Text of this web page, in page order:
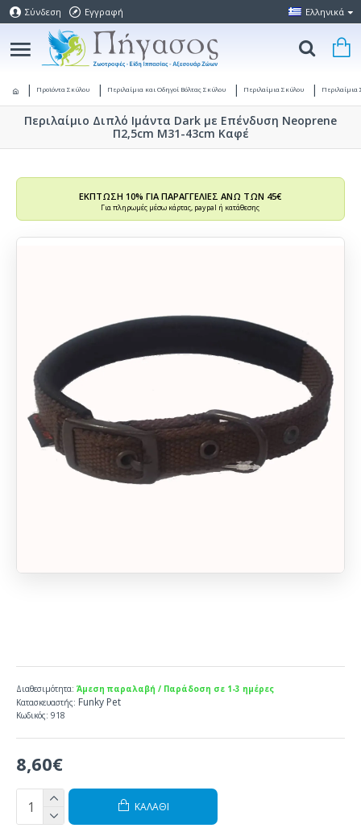
Σύνδεση Εγγραφή Ελληνικά
Προϊόντα Σκύλου Περιλαίμια και Οδηγοί Βόλτας Σκύλου Περιλαίμια Σκύλου Περιλαίμια
Περιλαίμιο Διπλό Ιμάντα Dark με Επένδυση Neoprene
Π2,5cm Μ31-43cm Καφέ
ΕΚΠΤΩΣΗ 10% ΓΙΑ ΠΑΡΑΓΓΕΛΙΕΣ ΑΝΩ ΤΩΝ 45€
Για πληρωμές μέσω κάρτας, paypal ή κατάθεσης
8,60€
Διαθεσιμότητα: Άμεση παραλαβή / Παράδοση σε 1-3 ημέρες
Κατασκευαστής: Funky Pet
Κωδικός: 918
ΚΑΛΆΘΙ